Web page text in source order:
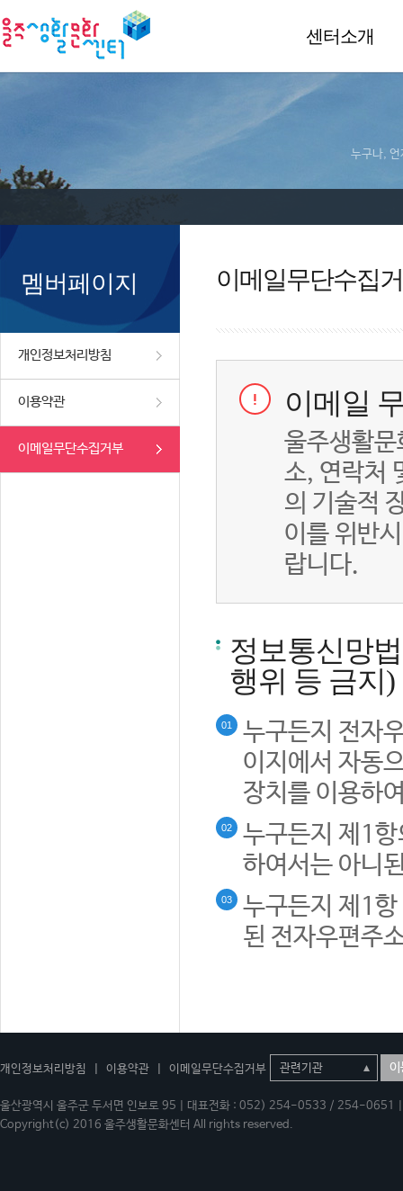
센터소개
누구나, 언
멤버페이지
개인정보처리방침
이용약관
이메일무단수집거부
이메일무단수집
이메일
울주생활
소, 연락처
의 기술적
이를 위반
랍니다.
정보통신망
행위 등 금지)
01
누구든지 전자
이지에서 자동
장치를 이용하
02
누구든지 제1
하여서는 아니
03
누구든지 제1
된 전자우편주
개인정보처리방침 이용약관 이메일무단수집거부 이
울산광역시 울주군 두서면 인보로 95 | 대표전화 : 052) 254-0533 / 254-
Copyright(c) 2016 울주생활문화센터 All rights reserved.